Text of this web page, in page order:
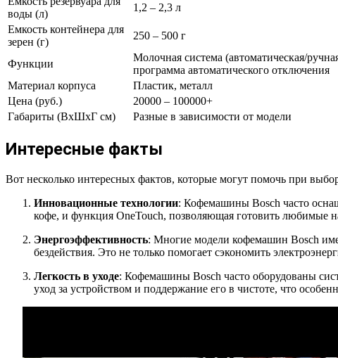
воды (л)
1,2 – 2,3 л
Емкость контейнера для
зерен (г)
250 – 500 г
Функции
Молочная система (автоматическая/
программа автоматического отключения
Материал корпуса
Пластик, металл
Цена (руб.)
20000 – 100000+
Габариты (ВхШхГ см)
Разные в зависимости от модели
Интересные факты
Вот несколько интересных фактов, которые могут помочь при
Инновационные технологии: Кофемашины Bosch часто
кофе, и функция OneTouch, позволяющая готовить любимые
Энергоэффективность: Многие модели кофемашин Bosch
бездействия. Это не только помогает сэкономить
Легкость в уходе: Кофемашины Bosch часто оборудованы
уход за устройством и поддержание его в чистоте, что